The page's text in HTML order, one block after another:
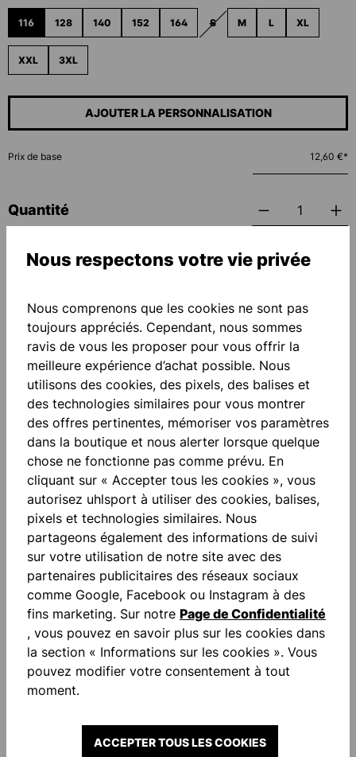
116 128 140 152 164 S
(CETTE OPTION N'EST PAS
M L XL
XXL 3XL
AJOUTER LA PERSONNALISATION
Prix de base 12,60 €*
Quantité
Ajouter à la liste de souhaits
Description
"FOR THE PLANET" Inserts de couleur contrastée
Lettrage imprimé Encolure ronde de couleur contr…
Plus
Évaluations
Ignorer la galerie de produits
Similar Items
Nous respectons votre vie privée
Nous comprenons que les cookies ne sont pas
toujours appréciés. Cependant, nous sommes
ravis de vous les proposer pour vous offrir la
meilleure expérience d’achat possible. Nous
utilisons des cookies, des pixels, des balises et
des technologies similaires pour vous montrer
des offres pertinentes, mémoriser vos paramètres
dans la boutique et nous alerter lorsque quelque
chose ne fonctionne pas comme prévu. En
cliquant sur « Accepter tous les cookies », vous
autorisez uhlsport à utiliser des cookies, balises,
pixels et technologies similaires. Nous
partageons également des informations de suivi
sur votre utilisation de notre site avec des
partenaires publicitaires des réseaux sociaux
comme Google, Facebook ou Instagram à des
fins marketing. Sur notre Page de Confidentialité
, vous pouvez en savoir plus sur les cookies dans
la section « Informations sur les cookies ». Vous
pouvez modifier votre consentement à tout
moment.
ACCEPTER TOUS LES COOKIES